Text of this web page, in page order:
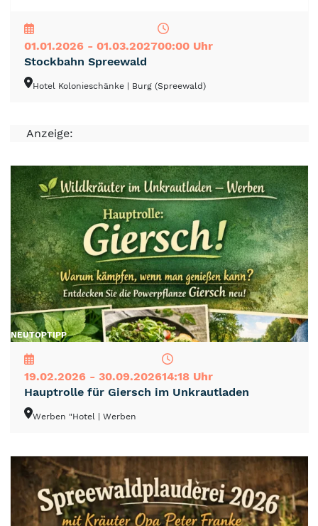
01.01.2026 - 01.03.202700:00 Uhr
Stockbahn Spreewald
Hotel Kolonieschänke | Burg (Spreewald)
NEUTOPTIPP
19.02.2026 - 30.09.202614:18 Uhr
Hauptrolle für Giersch im Unkrautladen
Werben "Hotel | Werben
Anzeige: